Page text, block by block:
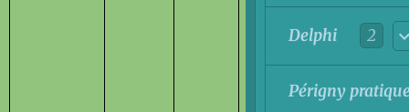
Delphi 2
Périgny